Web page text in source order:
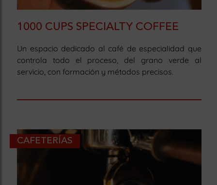
1000 CUPS SPECIALTY COFFEE
Un espacio dedicado al café de especialidad que
controla todo el proceso, del grano verde al
servicio, con formación y métodos precisos.
CAFETERÍAS